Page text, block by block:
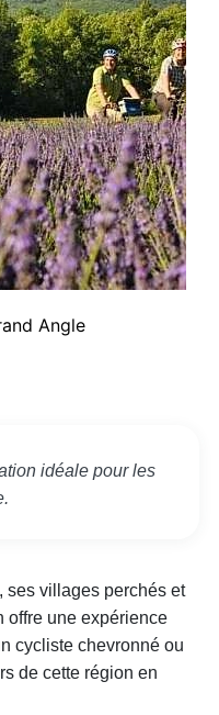
Angle
idéale pour les
ses villages perchés et
offre une expérience
cycliste chevronné ou
de cette région en